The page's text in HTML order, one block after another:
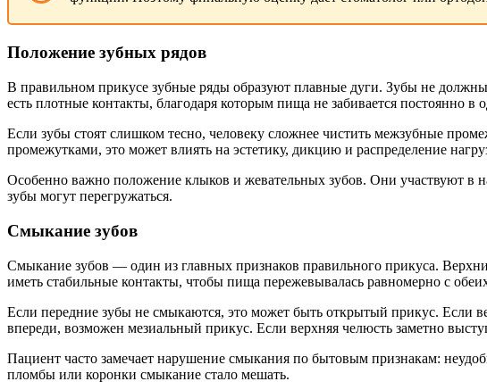
Положение зубных рядов
В правильном прикусе зубные ряды образуют плавные дуги. Зубы не должны
есть плотные контакты, благодаря которым пища не забивается постоянно
Если зубы стоят слишком тесно, человеку сложнее чистить межзубные
промежутками, это может влиять на эстетику, дикцию и распределение
Особенно важно положение клыков и жевательных зубов. Они участвуют в
зубы могут перегружаться.
Смыкание зубов
Смыкание зубов — один из главных признаков правильного прикуса.
иметь стабильные контакты, чтобы пища пережевывалась равномерно с
Если передние зубы не смыкаются, это может быть открытый прикус. Если
впереди, возможен мезиальный прикус. Если верхняя челюсть заметно
Пациент часто замечает нарушение смыкания по бытовым признакам:
пломбы или коронки смыкание стало мешать.